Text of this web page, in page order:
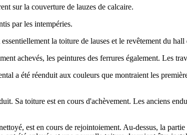
sur la couverture de lauzes de calcaire.
par les intempéries.
la toiture de lauses et le revêtement du hall
achevés, les peintures des ferrures également. Les
a été réenduit aux couleurs que montraient les
Sa toiture est en cours d'achèvement. Les anciens
est en cours de rejointoiement. Au-dessus, la